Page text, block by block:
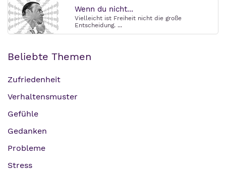
Wenn du nicht...
Vielleicht ist Freiheit nicht die große
Entscheidung. ...
Beliebte Themen
Zufriedenheit
Verhaltensmuster
Gefühle
Gedanken
Probleme
Stress